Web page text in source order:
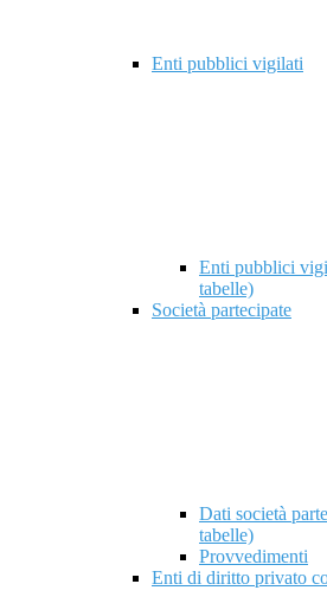
Enti pubblici vigilati
Enti pubblici
tabelle)
Società partecipate
Dati società
tabelle)
Provvedimenti
Enti di diritto privato